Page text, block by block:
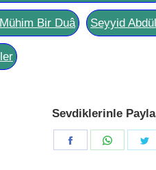
Bir Duâ Seyyid
Sevdiklerinle
Share
Share